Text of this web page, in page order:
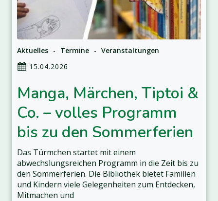
Aktuelles - Termine - Veranstaltungen
15.04.2026
Manga, Märchen, Tiptoi &
Co. – volles Programm
bis zu den Sommerferien
Das Türmchen startet mit einem
abwechslungsreichen Programm in die Zeit bis zu
den Sommerferien. Die Bibliothek bietet Familien
und Kindern viele Gelegenheiten zum Entdecken,
Mitmachen und